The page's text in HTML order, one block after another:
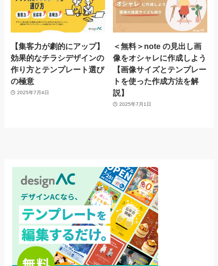
【集客力が劇的にアップ】
効果的なチラシデザインの
作り方とテンプレート選び
の極意
2025年7月4日
＜無料＞note の見出し画
像をオシャレに作成しよう
【画像サイズとテンプレー
トを使った作成方法を解
説】
2025年7月1日